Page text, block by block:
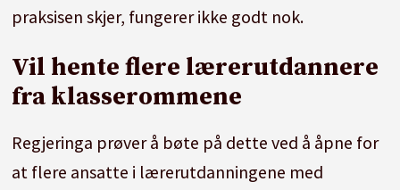
praksisen skjer, fungerer ikke godt nok.
Vil hente flere lærerutdannere
fra klasserommene
Regjeringa prøver å bøte på dette ved å åpne for
at flere ansatte i lærerutdanningene med